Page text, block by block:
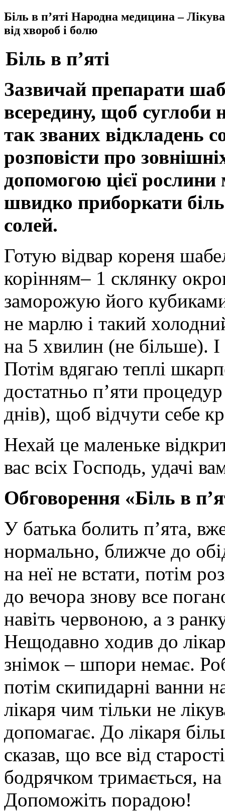
Біль в п’яті Народна медицина –
від хвороб і болю
Біль в п’яті
Зазвичай препарати
всередину, щоб суглоби
так званих відкладень
розповісти про
допомогою цієї рослини
швидко приборкати
солей.
Готую відвар кореня
корінням– 1 склянку
заморожую його
не марлю і такий
на 5 хвилин (не більше).
Потім вдягаю теплі
достатньо п’яти
днів), щоб відчути себе
Нехай це маленьке
вас всіх Господь, удачі
Обговорення «Біль в
У батька болить п’ята,
нормально, ближче до
на неї не встати, потім
до вечора знову все
навіть червоною, а з
Нещодавно ходив до
знімок – шпори немає.
потім скипидарні ванни
лікаря чим тільки не
допомагає. До лікаря
сказав, що все від
бодрячком тримається,
Допоможіть порадою!